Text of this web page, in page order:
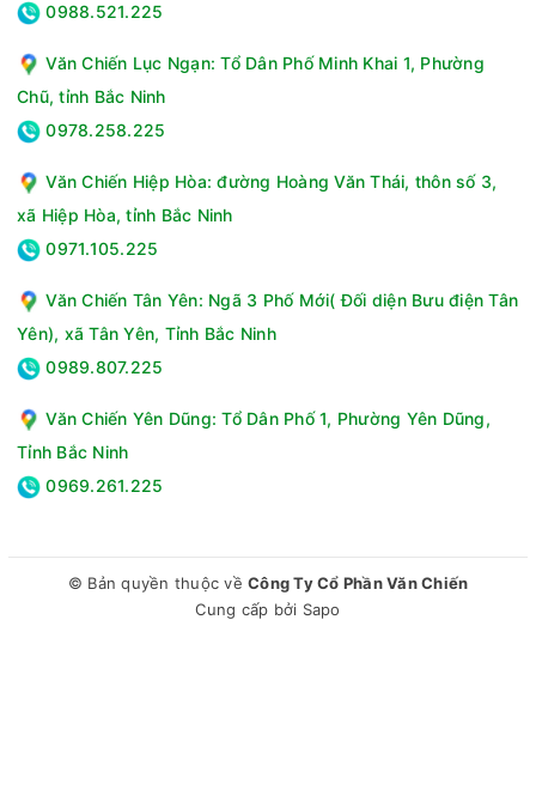
0988.521.225
Văn Chiến Lục Ngạn: Tổ Dân Phố Minh Khai 1, Phường
Chũ, tỉnh Bắc Ninh
0978.258.225
Văn Chiến Hiệp Hòa: đường Hoàng Văn Thái, thôn số 3,
xã Hiệp Hòa, tỉnh Bắc Ninh
0971.105.225
Văn Chiến Tân Yên: Ngã 3 Phố Mới( Đối diện Bưu điện Tân
Yên), xã Tân Yên, Tỉnh Bắc Ninh
0989.807.225
Văn Chiến Yên Dũng: Tổ Dân Phố 1, Phường Yên Dũng,
Tỉnh Bắc Ninh
0969.261.225
© Bản quyền thuộc về Công Ty Cổ Phần Văn Chiến
Cung cấp bởi Sapo